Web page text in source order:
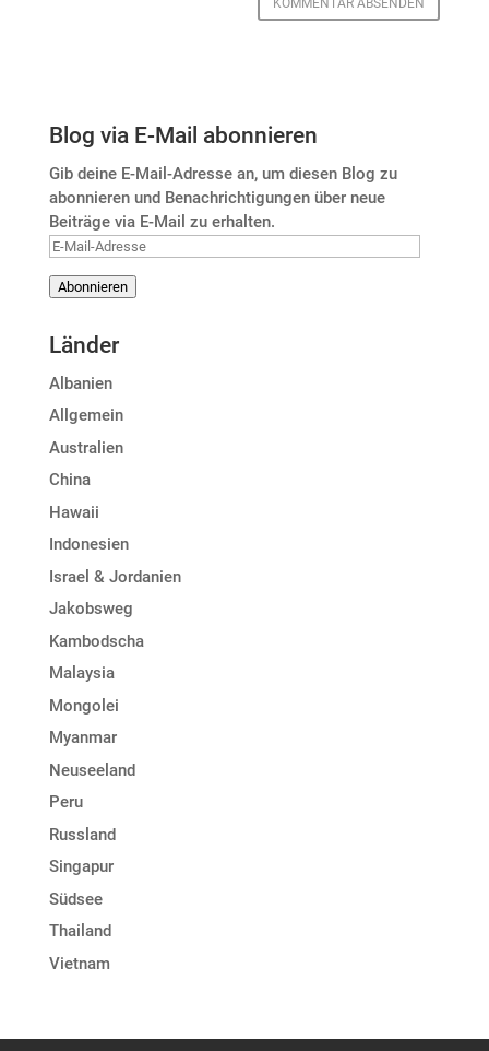
Blog via E-Mail abonnieren
Gib deine E-Mail-Adresse an, um diesen Blog zu
abonnieren und Benachrichtigungen über neue
Beiträge via E-Mail zu erhalten.
E-
Adresse
Abonnieren
Länder
Albanien
Allgemein
Australien
China
Hawaii
Indonesien
Israel & Jordanien
Jakobsweg
Kambodscha
Malaysia
Mongolei
Myanmar
Neuseeland
Peru
Russland
Singapur
Südsee
Thailand
Vietnam